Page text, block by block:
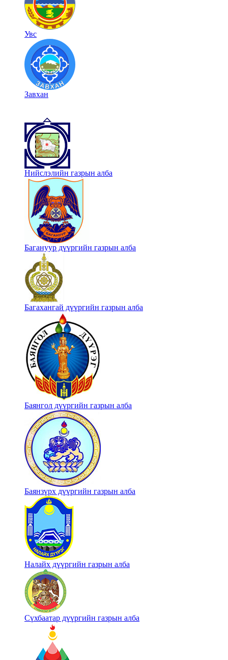
Увс
Завхан
Нийслэлийн газрын алба
Багануур дүүргийн газрын алба
Багахангай дүүргийн газрын алба
Баянгол дүүргийн газрын алба
Баянзүрх дүүргийн газрын алба
Налайх дүүргийн газрын алба
Сүхбаатар дүүргийн газрын алба